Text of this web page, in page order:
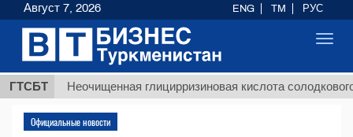
ГТСБТ
Неочищенная глицирризиновая кислота солодкового корня
Официальные новости
Август 7, 2026 ENG TM РУС